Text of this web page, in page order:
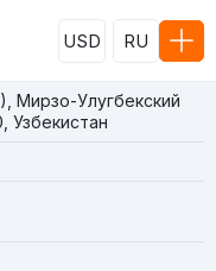
USD RU
Мирзо-Улугбекский
Узбекистан